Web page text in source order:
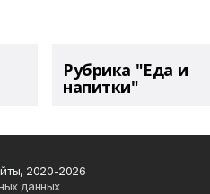
Рубрика "Еда и
напитки"
2020-2026
данных